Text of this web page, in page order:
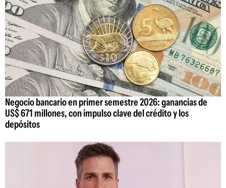
Negocio bancario en primer semestre 2026: ganancias de
US$ 671 millones, con impulso clave del crédito y los
depósitos